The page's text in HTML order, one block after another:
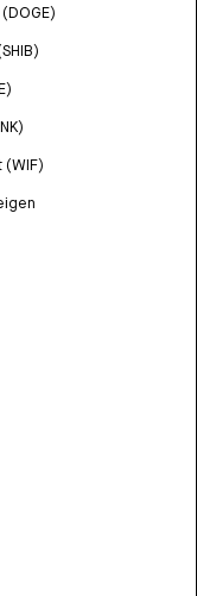
(WIF)